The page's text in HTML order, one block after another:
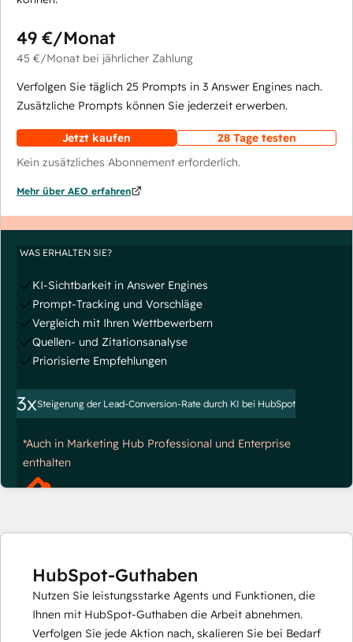
49 €/Monat
45 €/Monat bei jährlicher Zahlung
Verfolgen Sie täglich 25 Prompts in 3 Answer Engines nach.
Zusätzliche Prompts können Sie jederzeit erwerben.
Jetzt kaufen
28 Tage testen
Kein zusätzliches Abonnement erforderlich.
Mehr über AEO erfahren
WAS ERHALTEN SIE?
KI-Sichtbarkeit in Answer Engines
Prompt-Tracking und Vorschläge
Vergleich mit Ihren Wettbewerbern
Quellen- und Zitationsanalyse
Priorisierte Empfehlungen
3xSteigerung der Lead-Conversion-Rate durch KI bei HubSpot
*Auch in Marketing Hub Professional und Enterprise
enthalten
HubSpot-Guthaben
Nutzen Sie leistungsstarke Agents und Funktionen, die
Ihnen mit HubSpot-Guthaben die Arbeit abnehmen.
Verfolgen Sie jede Aktion nach, skalieren Sie bei Bedarf